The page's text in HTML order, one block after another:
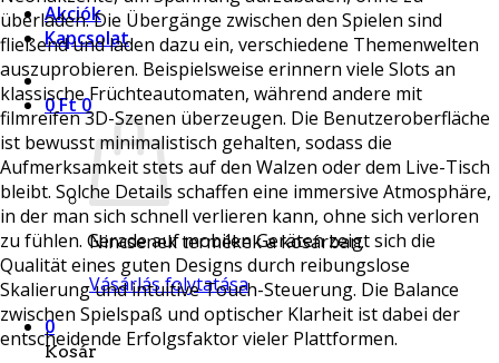
Akciók
Kapcsolat
0Ft0
Nincsenek termékek a kosárban.
Vásárlás folytatása
0
Kosár
überladen. Die Übergänge zwischen den Spielen sind
fließend und laden dazu ein, verschiedene Themenwelten
auszuprobieren. Beispielsweise erinnern viele Slots an
klassische Früchteautomaten, während andere mit
filmreifen 3D-Szenen überzeugen. Die Benutzeroberfläche
ist bewusst minimalistisch gehalten, sodass die
Aufmerksamkeit stets auf den Walzen oder dem Live-Tisch
bleibt. Solche Details schaffen eine immersive Atmosphäre,
in der man sich schnell verlieren kann, ohne sich verloren
zu fühlen. Gerade auf mobilen Geräten zeigt sich die
Qualität eines guten Designs durch reibungslose
Skalierung und intuitive Touch-Steuerung. Die Balance
zwischen Spielspaß und optischer Klarheit ist dabei der
entscheidende Erfolgsfaktor vieler Plattformen.